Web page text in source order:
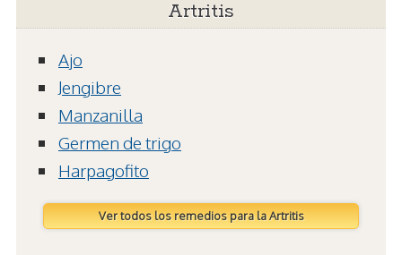
Artritis
Ajo
Jengibre
Manzanilla
Germen de trigo
Harpagofito
Ver todos los remedios para la Artritis